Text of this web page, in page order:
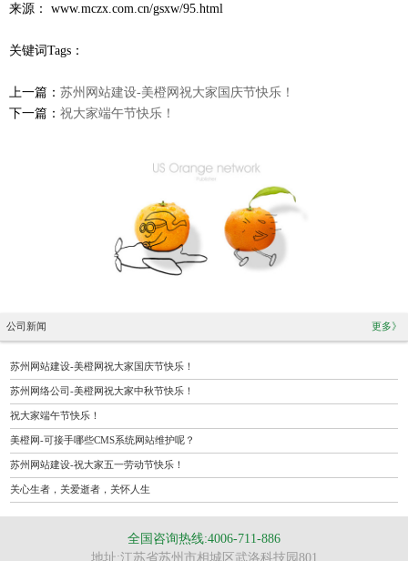
来源： www.mczx.com.cn/gsxw/95.html
关键词Tags：
上一篇： 苏州网站建设-美橙网祝大家国庆节快乐！
下一篇： 祝大家端午节快乐！
公司新闻 更多》
苏州网站建设-美橙网祝大家国庆节快乐！
苏州网络公司-美橙网祝大家中秋节快乐！
祝大家端午节快乐！
美橙网-可接手哪些CMS系统网站维护呢？
苏州网站建设-祝大家五一劳动节快乐！
关心生者，关爱逝者，关怀人生
全国咨询热线:4006-711-886
地址:江苏省苏州市相城区武洛科技园801